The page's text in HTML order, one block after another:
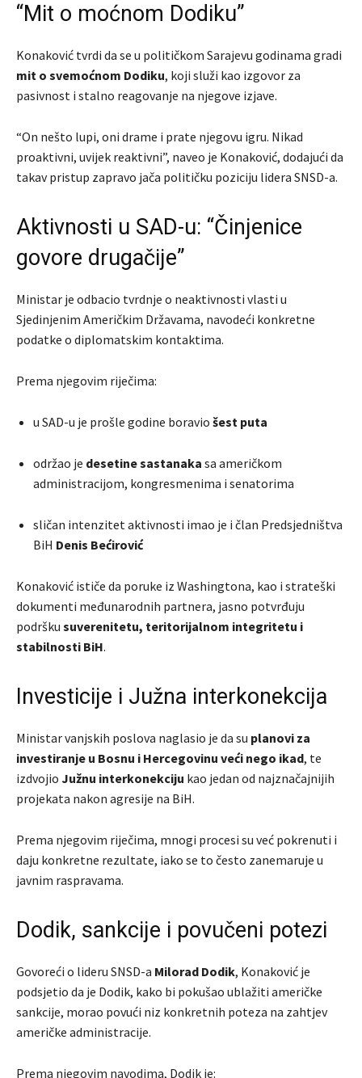
“Mit o moćnom Dodiku”
Konaković tvrdi da se u političkom Sarajevu godinama gradi
mit o svemoćnom Dodiku, koji služi kao izgovor za
pasivnost i stalno reagovanje na njegove izjave.
“On nešto lupi, oni drame i prate njegovu igru. Nikad
proaktivni, uvijek reaktivni”, naveo je Konaković, dodajući da
takav pristup zapravo jača političku poziciju lidera SNSD-a.
Aktivnosti u SAD-u: “Činjenice
govore drugačije”
Ministar je odbacio tvrdnje o neaktivnosti vlasti u
Sjedinjenim Američkim Državama, navodeći konkretne
podatke o diplomatskim kontaktima.
Prema njegovim riječima:
u SAD-u je prošle godine boravio šest puta
održao je desetine sastanaka sa američkom
administracijom, kongresmenima i senatorima
sličan intenzitet aktivnosti imao je i član Predsjedništva
BiH Denis Bećirović
Konaković ističe da poruke iz Washingtona, kao i strateški
dokumenti međunarodnih partnera, jasno potvrđuju
podršku suverenitetu, teritorijalnom integritetu i
stabilnosti BiH.
Investicije i Južna interkonekcija
Ministar vanjskih poslova naglasio je da su planovi za
investiranje u Bosnu i Hercegovinu veći nego ikad, te
izdvojio Južnu interkonekciju kao jedan od najznačajnijih
projekata nakon agresije na BiH.
Prema njegovim riječima, mnogi procesi su već pokrenuti i
daju konkretne rezultate, iako se to često zanemaruje u
javnim raspravama.
Dodik, sankcije i povučeni potezi
Govoreći o lideru SNSD-a Milorad Dodik, Konaković je
podsjetio da je Dodik, kako bi pokušao ublažiti američke
sankcije, morao povući niz konkretnih poteza na zahtjev
američke administracije.
Prema njegovim navodima, Dodik je: